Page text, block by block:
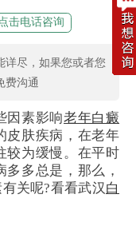
点击电话咨询
详尽，如果您或者您
费沟通
因素影响老年白癜
皮肤疾病，在老年
较为缓慢。在平时
多总是，那么，
关呢?看看武汉白